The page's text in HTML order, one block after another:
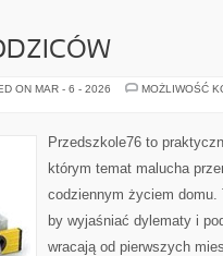
ON MAR - 6 - 2026
MOŻLIWOŚĆ
Przedszkole76 to
którym temat malucha
codziennym życiem
by wyjaśniać dylematy i
wracają od pierwszych